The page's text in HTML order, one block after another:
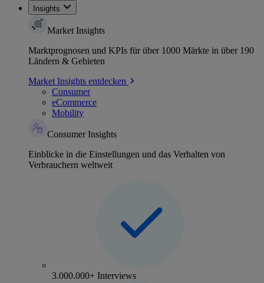
Insights
Market Insights
Marktprognosen und KPIs für über 1000 Märkte in über 190
Ländern & Gebieten
Market Insights entdecken
Consumer
eCommerce
Mobility
Consumer Insights
Einblicke in die Einstellungen und das Verhalten von
Verbrauchern weltweit
3.000.000+ Interviews